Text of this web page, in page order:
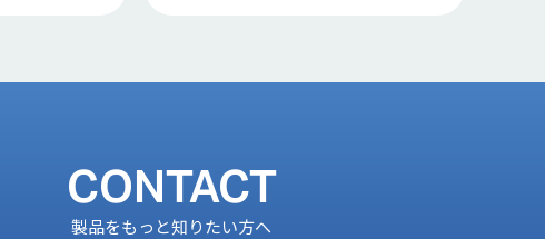
CONTACT
製品をもっと知りたい方へ